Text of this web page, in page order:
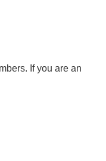
If you are an